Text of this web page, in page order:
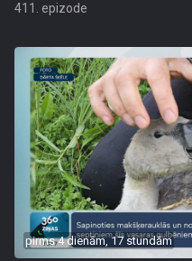
411. epizode
pirms 4 dienām, 17 stundām